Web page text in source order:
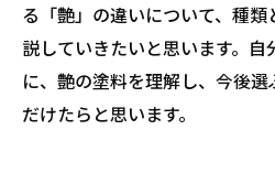
る「艶」の違いについて、種
説していきたいと思います。
に、艶の塗料を理解し、今後
だけたらと思います。